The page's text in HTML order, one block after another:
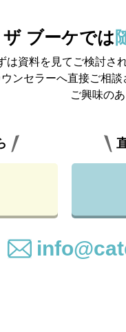
ブーケでは
は資料を見てご検討さ
ウンセラーへ直接ご相
ご興味の